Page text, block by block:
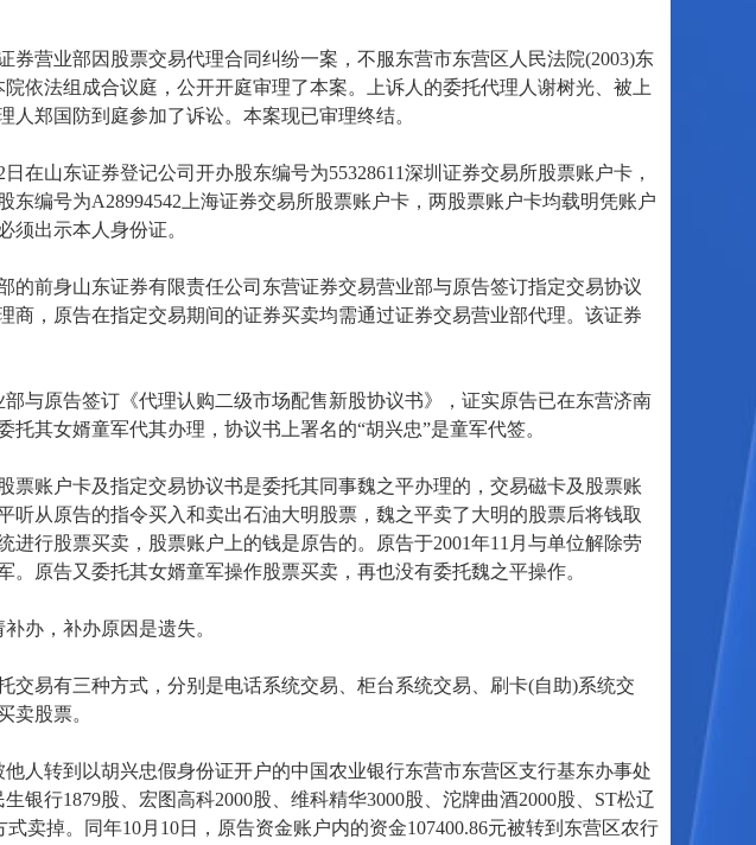
营业部因股票交易代理合同纠纷一案，不服东营市东营区人民法院(2003)东
依法组成合议庭，公开开庭审理了本案。上诉人的委托代理人谢树光、被上
郑国防到庭参加了诉讼。本案现已审理终结。
山东证券登记公司开办股东编号为55328611深圳证券交易所股票账户卡，
东编号为A28994542上海证券交易所股票账户卡，两股票账户卡均载明凭账户
须出示本人身份证。
前身山东证券有限责任公司东营证券交易营业部与原告签订指定交易协议
商，原告在指定交易期间的证券买卖均需通过证券交易营业部代理。该证券
原告签订《代理认购二级市场配售新股协议书》，证实原告已在东营济南
其女婿童军代其办理，协议书上署名的“胡兴忠”是童军代签。
账户卡及指定交易协议书是委托其同事魏之平办理的，交易磁卡及股票账
听从原告的指令买入和卖出石油大明股票，魏之平卖了大明的股票后将钱取
进行股票买卖，股票账户上的钱是原告的。原告于2001年11月与单位解除劳
原告又委托其女婿童军操作股票买卖，再也没有委托魏之平操作。
办，补办原因是遗失。
易有三种方式，分别是电话系统交易、柜台系统交易、刷卡(自助)系统交
卖股票。
转到以胡兴忠假身份证开户的中国农业银行东营市东营区支行基东办事处
银行1879股、宏图高科2000股、维科精华3000股、沱牌曲酒2000股、ST松辽
卖掉。同年10月10日，原告资金账户内的资金107400.86元被转到东营区农行